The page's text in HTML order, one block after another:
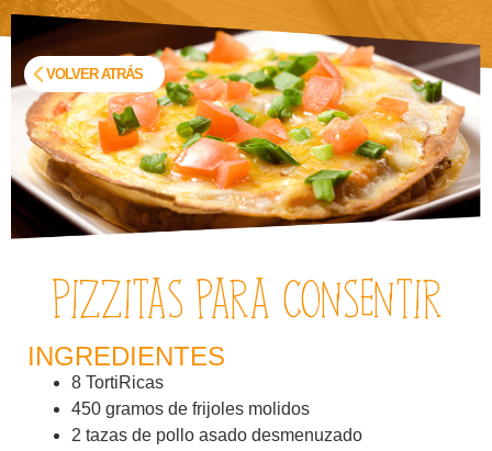
VOLVER ATRÁS
Pizzitas para consentir
INGREDIENTES
8 TortiRicas
450 gramos de frijoles molidos
2 tazas de pollo asado desmenuzado